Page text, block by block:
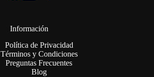
Información
Política de Privacidad
Términos y Condiciones
Preguntas Frecuentes
Blog